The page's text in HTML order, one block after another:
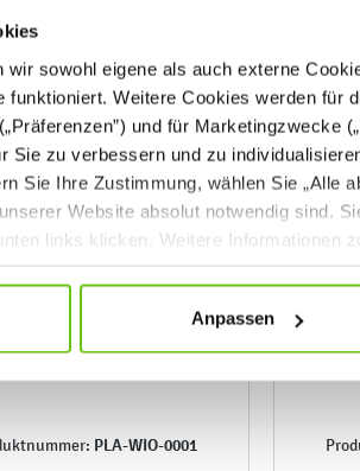
sowohl eigene als auch externe
funktioniert. Weitere Cookies werden für
und für Marketingzwecke
Sie zu verbessern und zu
Sie Ihre Zustimmung, wählen Sie „Alle
Website absolut notwendig sind.
links klicken. Weitere Informationen
Anpassen
PLA-WIO-0001